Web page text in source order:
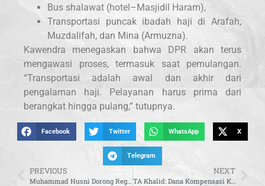
Bus shalawat (hotel–Masjidil Haram),
Transportasi puncak ibadah haji di Arafah,
Muzdalifah, dan Mina (Armuzna).
Kawendra menegaskan bahwa DPR akan terus
mengawasi proses, termasuk saat pemulangan.
“Transportasi adalah awal dan akhir dari
pengalaman haji. Pelayanan harus prima dari
berangkat hingga pulang,” tutupnya.
Facebook Twitter WhatsApp X
Telegram
PREVIOUS
Muhammad Husni Dorong Regulasi Khusus untuk Haji Furoda
NEXT
TA Khalid: Dana Kompensasi Karbon Harus Langsung Dirasakan Masyarakat